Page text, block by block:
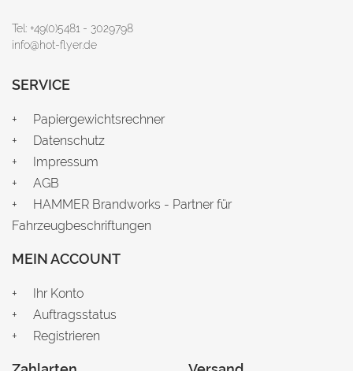
Tel: +49(0)5481 - 3029798
info@hot-flyer.de
SERVICE
Papiergewichtsrechner
Datenschutz
Impressum
AGB
HAMMER Brandworks - Partner für
Fahrzeugbeschriftungen
MEIN ACCOUNT
Ihr Konto
Auftragsstatus
Registrieren